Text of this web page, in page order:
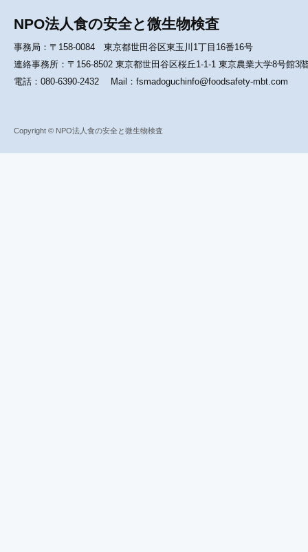
NPO法人食の安全と微生物検査
事務局：〒158-0084 東京都世田谷区東玉川1丁目16番16号
連絡事務所：〒156-8502 東京都世田谷区桜丘1-1-1 東京農業大学8号館3
電話：080-6390-2432 Mail：fsmadoguchinfo@foodsafety-mbt.com
Copyright © NPO法人食の安全と微生物検査